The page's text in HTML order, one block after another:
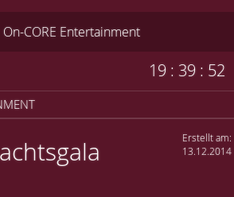
On-CORE Entertainment
19 : 39 : 52
Erstellt am:
13.12.2014